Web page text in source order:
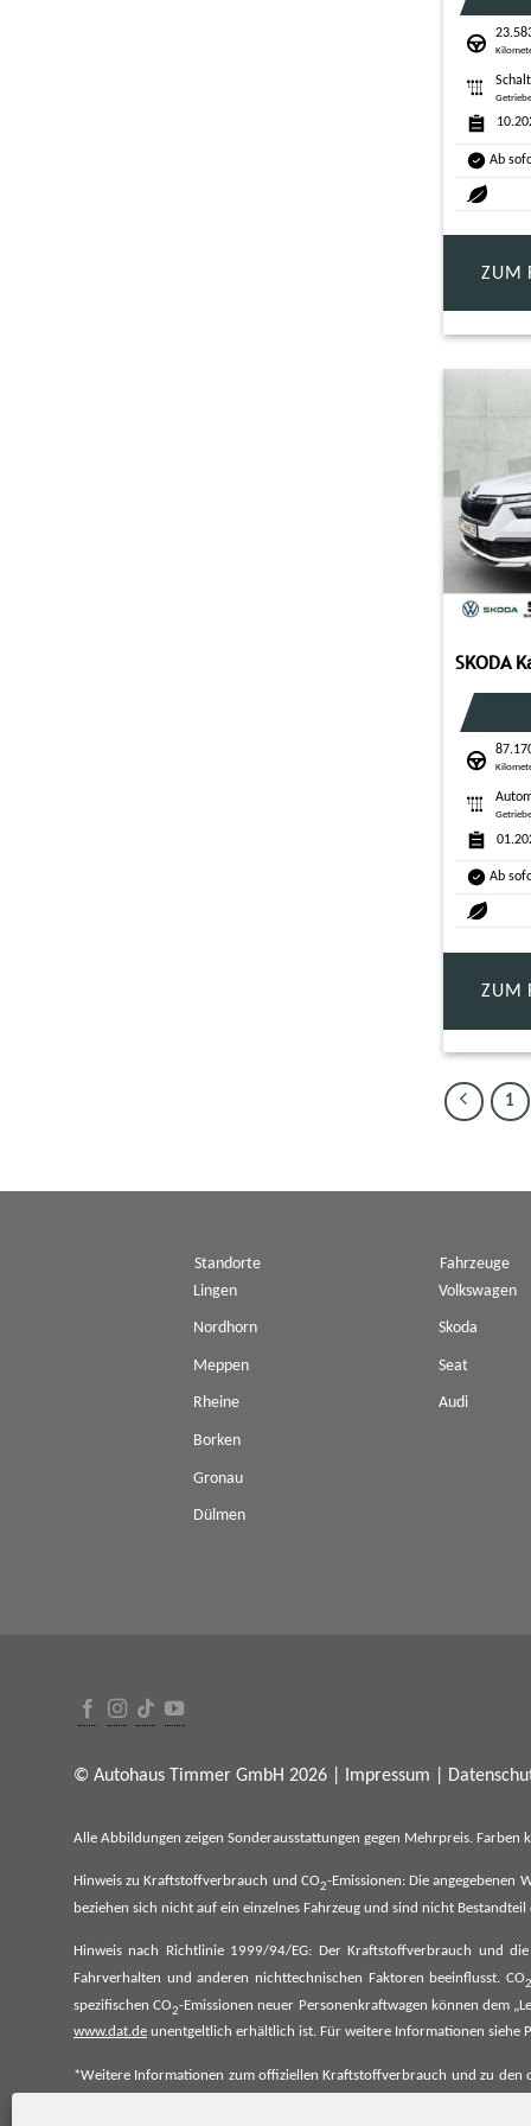
Ab
ZUM
Ab
ZUM
1
Standorte
Lingen
Nordhorn
Meppen
Rheine
Borken
Gronau
Dülmen
Fahrzeuge
Volkswagen
Skoda
Seat
Audi
© Autohaus Timmer GmbH 2026 | Impressum
Alle Abbildungen zeigen Sonderausstattungen gegen Mehrpreis.
Hinweis zu Kraftstoffverbrauch und CO2-Emissionen: Die angegebenen
beziehen sich nicht auf ein einzelnes Fahrzeug und sind nicht
Hinweis nach Richtlinie 1999/94/EG: Der Kraftstoffverbrauch und die
Fahrverhalten und anderen nichttechnischen Faktoren beeinflusst. CO
spezifischen CO2-Emissionen neuer Personenkraftwagen können dem
www.dat.de unentgeltlich erhältlich ist. Für weitere Informationen siehe
*Weitere Informationen zum offiziellen Kraftstoffverbrauch und zu den